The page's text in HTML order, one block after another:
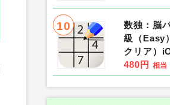
10
数独：脳
級（Easy
クリア）
480円 相当